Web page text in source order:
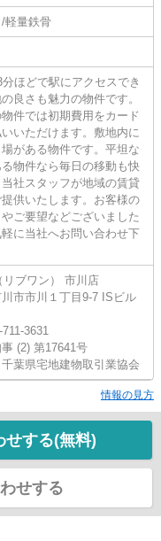
軽量鉄骨
ほどで駅にアクセスでき
良さも魅力の物件です。
件では初期費用をカード
いただけます。敷地内に
がある物件です。平坦な
物件なら毎日の移動も快
社スタッフが地域の賃貸
供いたします。お客様の
ご要望などございました
軽に当社へお問い合わせ下
リブワン） 市川店
市市川１丁目9-7 ISビル
3631
(2) 第17641号
千葉県宅地建物取引業協会
情報の見方
せする(無料)
せする